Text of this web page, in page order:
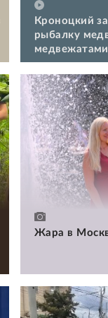
Кроноцкий
рыбалку
медвежатами
Жара в